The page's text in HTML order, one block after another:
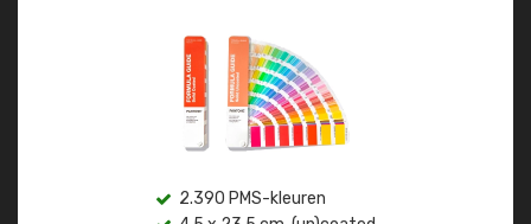
2.390 PMS-kleuren